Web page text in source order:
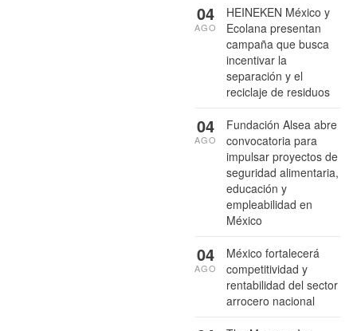
HEINEKEN México y
Ecolana presentan
campaña que busca
incentivar la
separación y el
reciclaje de residuos
04
AGO
Fundación Alsea abre
convocatoria para
impulsar proyectos de
seguridad alimentaria,
educación y
empleabilidad en
México
04
AGO
México fortalecerá
competitividad y
rentabilidad del sector
arrocero nacional
04
AGO